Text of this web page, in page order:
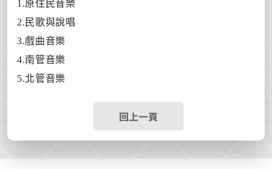
1.原住民音樂
2. 民歌與說唱
3.戲曲音樂
4.南管音樂
5.北管音樂
回上一頁